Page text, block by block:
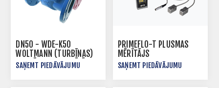
DN50 - WDE-K50
WOLTMANN (TURBĪNAS)
TIPA ŪDENS SKAITĪTĀJS
SAŅEMT PIEDĀVĀJUMU
PRIMEFLO-T PLŪSMAS
MĒRĪTĀJS
SAŅEMT PIEDĀVĀJUMU